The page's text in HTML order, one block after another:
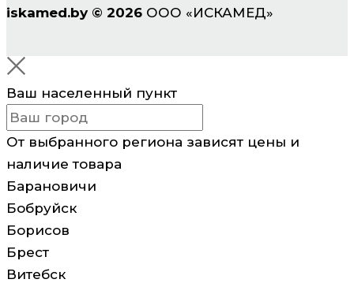
iskamed.by © 2026 ООО «ИСКАМЕД»
Ваш населенный пункт
От выбранного региона зависят цены и
наличие товара
Барановичи
Бобруйск
Борисов
Брест
Витебск